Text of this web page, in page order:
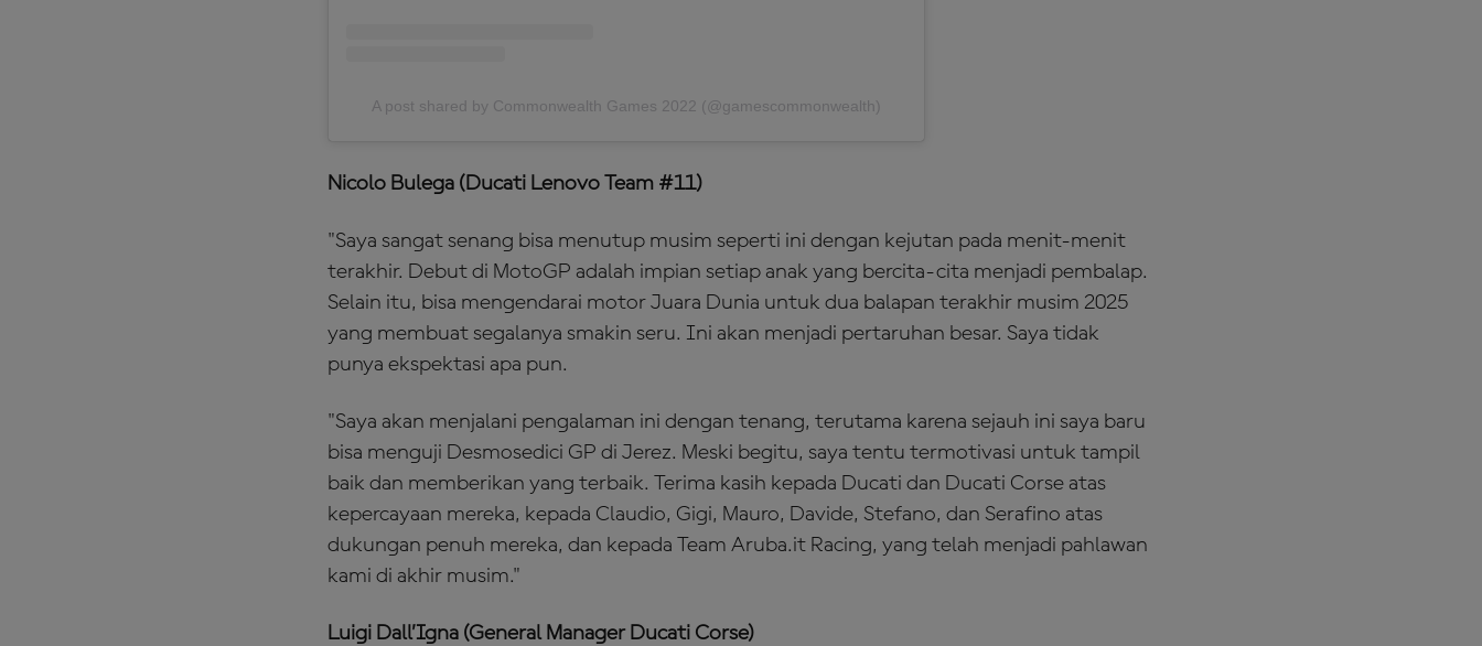
A post shared by Commonwealth Games 2022 (@gamescommonwealth)
Nicolo Bulega (Ducati Lenovo Team #11)
"Saya sangat senang bisa menutup musim seperti ini dengan kejutan pada menit-menit
terakhir. Debut di MotoGP adalah impian setiap anak yang bercita-cita menjadi pembalap.
Selain itu, bisa mengendarai motor Juara Dunia untuk dua balapan terakhir musim 2025
yang membuat segalanya smakin seru. Ini akan menjadi pertaruhan besar. Saya tidak
punya ekspektasi apa pun.
"Saya akan menjalani pengalaman ini dengan tenang, terutama karena sejauh ini saya baru
bisa menguji Desmosedici GP di Jerez. Meski begitu, saya tentu termotivasi untuk tampil
baik dan memberikan yang terbaik. Terima kasih kepada Ducati dan Ducati Corse atas
kepercayaan mereka, kepada Claudio, Gigi, Mauro, Davide, Stefano, dan Serafino atas
dukungan penuh mereka, dan kepada Team Aruba.it Racing, yang telah menjadi pahlawan
kami di akhir musim."
Luigi Dall’Igna (General Manager Ducati Corse)